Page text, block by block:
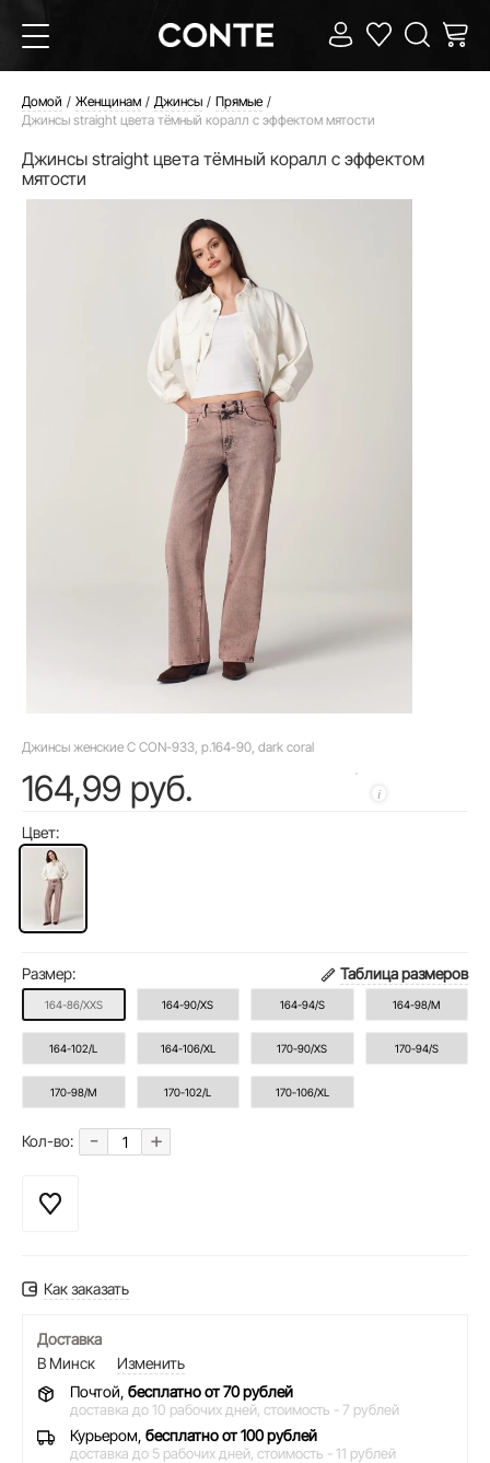
Домой Женщинам Джинсы
Прямые
Джинсы straight цвета тёмный коралл с эффектом мятости
Джинсы straight цвета тёмный коралл с эффектом
мятости
Джинсы женские C CON-933, р.164-90, dark coral
164,99 руб.
Цвет:
Размер: Таблица размеров
164-86/XXS 164-90/XS 164-94/S 164-98/M
164-102/L 164-106/XL 170-90/XS 170-94/S
170-98/M 170-102/L 170-106/XL
Кол-во: - +
Как заказать
Доставка
В Минск
Изменить
Почтой, бесплатно от 70 рублей
доставка до 10 рабочих дней, стоимость - 7 рублей
Курьером, бесплатно от 100 рублей
доставка до 5 рабочих дней, стоимость - 11 рублей